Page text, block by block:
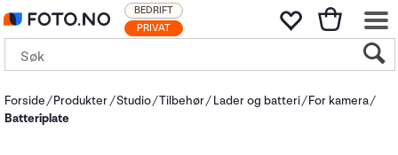
PRIVAT
BEDRIFT
Forside Produkter Studio Tilbehør Lader og batteri
For kamera
Batteriplate